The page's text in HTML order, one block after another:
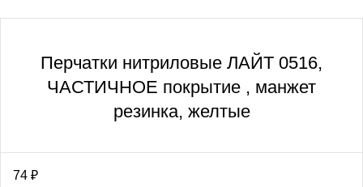
Перчатки нитриловые ЛАЙТ 0516,
ЧАСТИЧНОЕ покрытие , манжет
резинка, желтые
74 ₽